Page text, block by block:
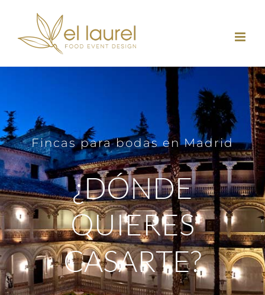
contenido
Fincas para bodas en Madrid
¿DÓNDE
QUIERES
CASARTE?